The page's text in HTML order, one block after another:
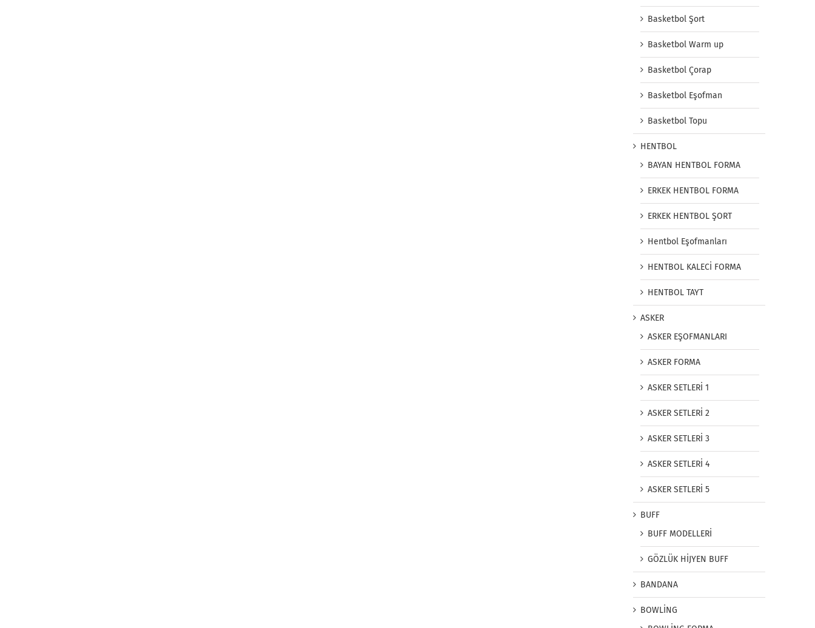
Basketbol Şort
Basketbol Warm up
Basketbol Çorap
Basketbol Eşofman
Basketbol Topu
HENTBOL
BAYAN HENTBOL FORMA
ERKEK HENTBOL FORMA
ERKEK HENTBOL ŞORT
Hentbol Eşofmanları
HENTBOL KALECİ FORMA
HENTBOL TAYT
ASKER
ASKER EŞOFMANLARI
ASKER FORMA
ASKER SETLERİ 1
ASKER SETLERİ 2
ASKER SETLERİ 3
ASKER SETLERİ 4
ASKER SETLERİ 5
BUFF
BUFF MODELLERİ
GÖZLÜK HİJYEN BUFF
BANDANA
BOWLİNG